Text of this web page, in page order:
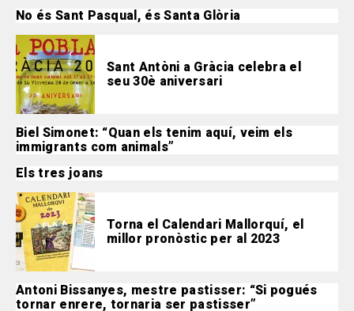
No és Sant Pasqual, és Santa Glòria
Sant Antòni a Gràcia celebra el
seu 30è aniversari
Biel Simonet: “Quan els tenim aquí, veim els
immigrants com animals”
Els tres joans
Torna el Calendari Mallorquí, el
millor pronòstic per al 2023
Antoni Bissanyes, mestre pastisser: “Si pogués
tornar enrere, tornaria ser pastisser”